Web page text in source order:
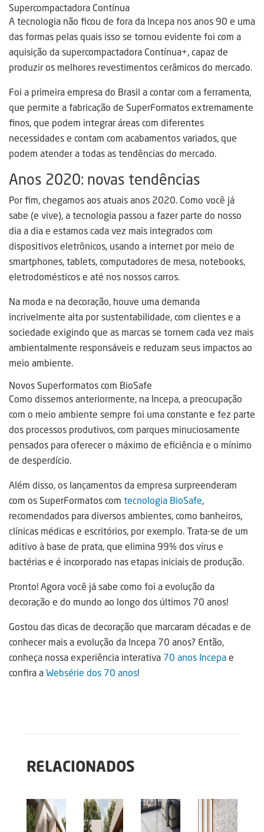
Supercompactadora Contínua
A tecnologia não ficou de fora da Incepa nos anos 90 e uma
das formas pelas quais isso se tornou evidente foi com a
aquisição da supercompactadora Contínua+, capaz de
produzir os melhores revestimentos cerâmicos do mercado.
Foi a primeira empresa do Brasil a contar com a ferramenta,
que permite a fabricação de SuperFormatos extremamente
finos, que podem integrar áreas com diferentes
necessidades e contam com acabamentos variados, que
podem atender a todas as tendências do mercado.
Anos 2020: novas tendências
Por fim, chegamos aos atuais anos 2020. Como você já
sabe (e vive), a tecnologia passou a fazer parte do nosso
dia a dia e estamos cada vez mais integrados com
dispositivos eletrônicos, usando a internet por meio de
smartphones, tablets, computadores de mesa, notebooks,
eletrodomésticos e até nos nossos carros.
Na moda e na decoração, houve uma demanda
incrivelmente alta por sustentabilidade, com clientes e a
sociedade exigindo que as marcas se tornem cada vez mais
ambientalmente responsáveis e reduzam seus impactos ao
meio ambiente.
Novos Superformatos com BioSafe
Como dissemos anteriormente, na Incepa, a preocupação
com o meio ambiente sempre foi uma constante e fez parte
dos processos produtivos, com parques minuciosamente
pensados para oferecer o máximo de eficiência e o mínimo
de desperdício.
Além disso, os lançamentos da empresa surpreenderam
com os SuperFormatos com tecnologia BioSafe,
recomendados para diversos ambientes, como banheiros,
clínicas médicas e escritórios, por exemplo. Trata-se de um
aditivo à base de prata, que elimina 99% dos vírus e
bactérias e é incorporado nas etapas iniciais de produção.
Pronto! Agora você já sabe como foi a evolução da
decoração e do mundo ao longo dos últimos 70 anos!
Gostou das dicas de decoração que marcaram décadas e de
conhecer mais a evolução da Incepa 70 anos? Então,
conheça nossa experiência interativa 70 anos Incepae
confira aWebsérie dos 70 anos!
RELACIONADOS